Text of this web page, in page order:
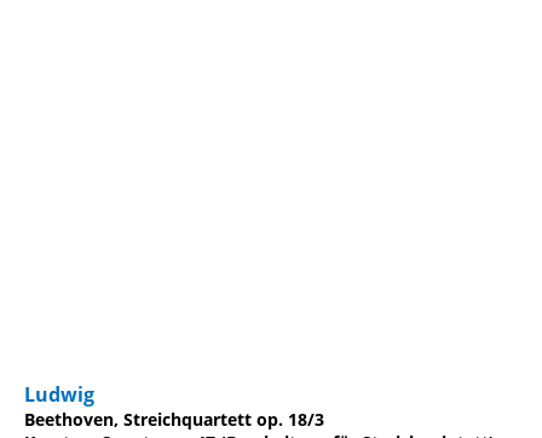
Ludwig
Beethoven, Streichquartett op. 18/3